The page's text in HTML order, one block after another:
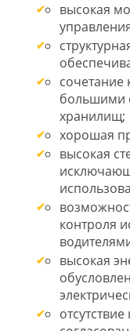
высокая
сочетание
большими
хранилищ;
хорошая
высокая
контроля
высокая